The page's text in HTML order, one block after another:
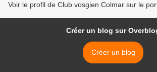
Voir le profil de Club vosgien Colmar sur le
Créer un blog sur
Créer un blog